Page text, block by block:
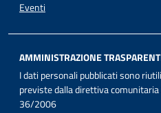
Eventi
AMMINISTRAZIONE
I dati personali pubblicati sono
previste dalla direttiva
36/2006